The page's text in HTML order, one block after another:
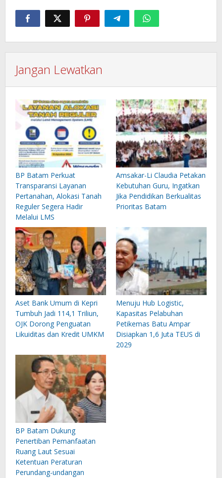
Jangan Lewatkan
BP Batam Perkuat
Transparansi Layanan
Pertanahan, Alokasi Tanah
Reguler Segera Hadir
Melalui LMS
Amsakar-Li Claudia Petakan
Kebutuhan Guru, Ingatkan
Jika Pendidikan Berkualitas
Prioritas Batam
Aset Bank Umum di Kepri
Tumbuh Jadi 114,1 Triliun,
OJK Dorong Penguatan
Likuiditas dan Kredit UMKM
Menuju Hub Logistic,
Kapasitas Pelabuhan
Petikemas Batu Ampar
Disiapkan 1,6 Juta TEUS di
2029
BP Batam Dukung
Penertiban Pemanfaatan
Ruang Laut Sesuai
Ketentuan Peraturan
Perundang-undangan